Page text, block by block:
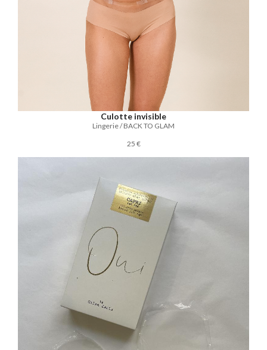
Culotte invisible
Lingerie / BACK TO GLAM
25 €